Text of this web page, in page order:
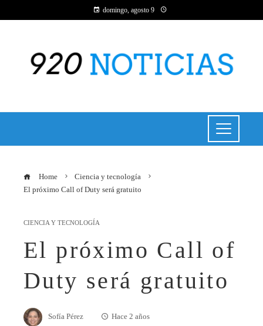
domingo, agosto 9
Home
Ciencia y tecnología
El próximo Call of Duty será gratuito
CIENCIA Y TECNOLOGÍA
El próximo Call of
Duty será gratuito
Sofía Pérez Hace 2 años